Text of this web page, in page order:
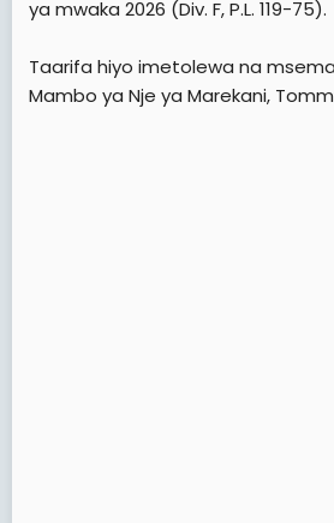
ya mwaka 2026 (Div. F, P.L. 119-75).
Taarifa hiyo imetolewa na
Mambo ya Nje ya Marekani,